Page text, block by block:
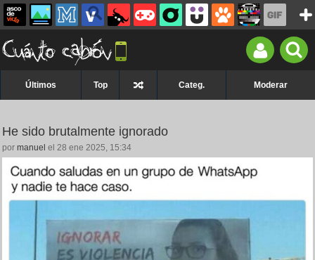
Últimos Top Categ. Moderar
He sido brutalmente ignorado
por manuel el 28 ene 2025, 15:34